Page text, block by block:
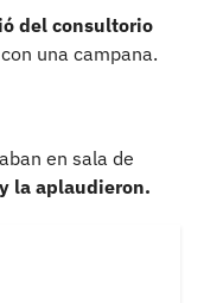
del consultorio
una campana.
en sala de
la aplaudieron.